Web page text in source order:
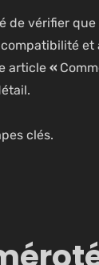
de vérifier
article «
clés.